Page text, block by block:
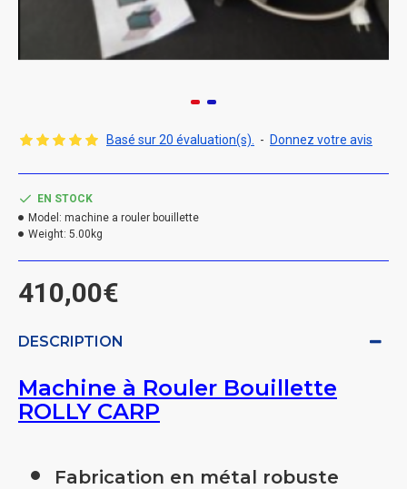
Basé sur 20 évaluation(s). - Donnez votre avis
410,00€
EN STOCK
Model: machine a rouler bouillette
Weight: 5.00kg
DESCRIPTION
Machine à Rouler Bouillette
ROLLY CARP
Fabrication en métal robuste